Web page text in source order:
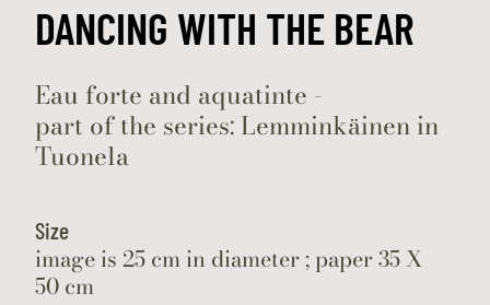
DANCING WITH THE BEAR
Eau forte and aquatinte -
part of the series: Lemminkäinen in
Tuonela
Size
image is 25 cm in diameter ; paper 35 X
50 cm